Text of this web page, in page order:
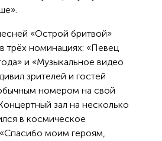
«Острой бритвой»
трёх номинациях: «Певец
и «Музыкальное видео
зрителей и гостей
номером на свой
зал на несколько
в космическое
моим героям,